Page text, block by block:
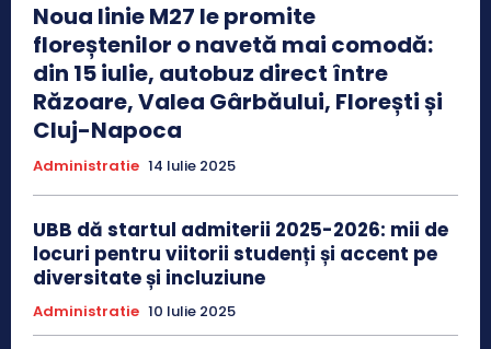
Noua linie M27 le promite
floreștenilor o navetă mai comodă:
din 15 iulie, autobuz direct între
Răzoare, Valea Gârbăului, Florești și
Cluj-Napoca
Administratie 14 Iulie 2025
UBB dă startul admiterii 2025-2026: mii de
locuri pentru viitorii studenți și accent pe
diversitate și incluziune
Administratie 10 Iulie 2025